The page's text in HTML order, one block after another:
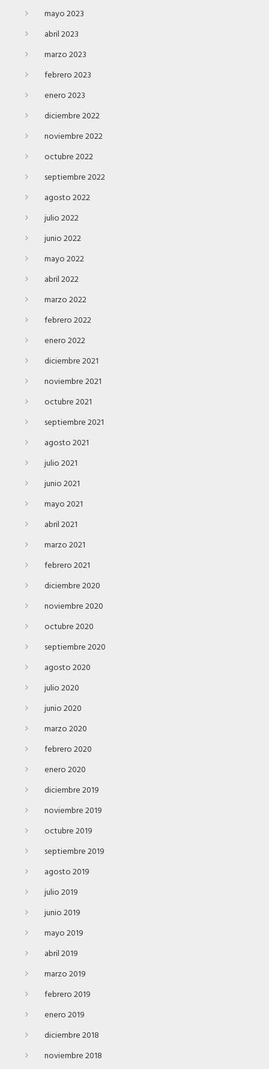
mayo 2023
abril 2023
marzo 2023
febrero 2023
enero 2023
diciembre 2022
noviembre 2022
octubre 2022
septiembre 2022
agosto 2022
julio 2022
junio 2022
mayo 2022
abril 2022
marzo 2022
febrero 2022
enero 2022
diciembre 2021
noviembre 2021
octubre 2021
septiembre 2021
agosto 2021
julio 2021
junio 2021
mayo 2021
abril 2021
marzo 2021
febrero 2021
diciembre 2020
noviembre 2020
octubre 2020
septiembre 2020
agosto 2020
julio 2020
junio 2020
marzo 2020
febrero 2020
enero 2020
diciembre 2019
noviembre 2019
octubre 2019
septiembre 2019
agosto 2019
julio 2019
junio 2019
mayo 2019
abril 2019
marzo 2019
febrero 2019
enero 2019
diciembre 2018
noviembre 2018